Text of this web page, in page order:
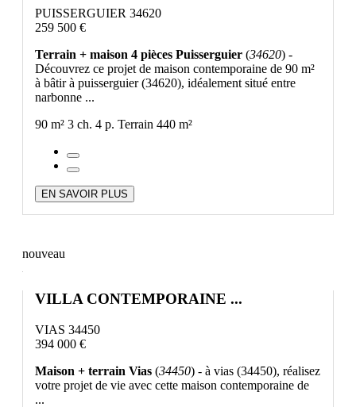
PUISSERGUIER 34620
259 500 €
Terrain + maison 4 pièces Puisserguier (34620) -
Découvrez ce projet de maison contemporaine de 90 m²
à bâtir à puisserguier (34620), idéalement situé entre
narbonne ...
90 m² 3 ch. 4 p. Terrain 440 m²
EN SAVOIR PLUS
nouveau
VILLA CONTEMPORAINE ...
VIAS 34450
394 000 €
Maison + terrain Vias (34450) - à vias (34450), réalisez
votre projet de vie avec cette maison contemporaine de
...